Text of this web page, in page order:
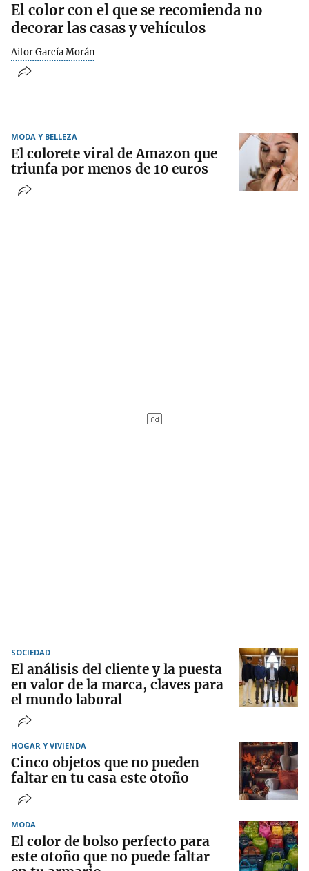
El color con el que se recomienda no
decorar las casas y vehículos
Aitor García Morán
MODA Y BELLEZA
El colorete viral de Amazon que
triunfa por menos de 10 euros
SOCIEDAD
El análisis del cliente y la puesta
en valor de la marca, claves para
el mundo laboral
HOGAR Y VIVIENDA
Cinco objetos que no pueden
faltar en tu casa este otoño
MODA
El color de bolso perfecto para
este otoño que no puede faltar